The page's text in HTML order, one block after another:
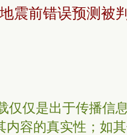
震前错误预测被
仅仅是出于传播信
内容的真实性；如